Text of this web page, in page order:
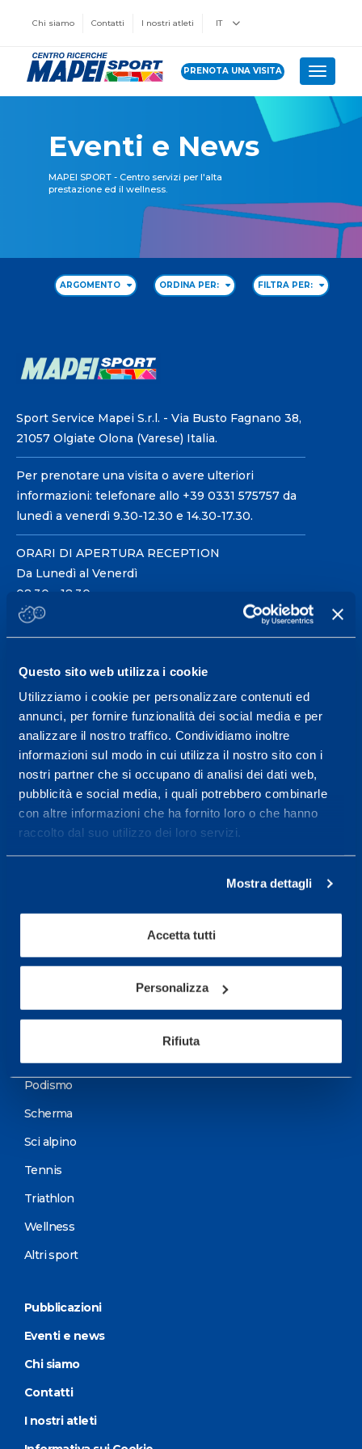
Questo sito web utilizza i cookie
Utilizziamo i cookie per personalizzare contenuti ed
annunci, per fornire funzionalità dei social media e per
analizzare il nostro traffico. Condividiamo inoltre
informazioni sul modo in cui utilizza il nostro sito con i
nostri partner che si occupano di analisi dei dati web,
pubblicità e social media, i quali potrebbero combinarle
con altre informazioni che ha fornito loro o che hanno
raccolto dal suo utilizzo dei loro servizi.
Mostra dettagli
Accetta tutti
Personalizza
Rifiuta
Chi siamo Contatti I nostri atleti IT
PRENOTA UNA VISITA Toggle
Eventi e News
MAPEI SPORT - Centro servizi per l'alta
prestazione ed il wellness.
ARGOMENTO ORDINA PER: FILTRA PER:
Sport Service Mapei S.r.l. - Via Busto Fagnano 38,
21057 Olgiate Olona (Varese) Italia.
Per prenotare una visita o avere ulteriori
informazioni: telefonare allo +39 0331 575757 da
lunedì a venerdì 9.30-12.30 e 14.30-17.30.
ORARI DI APERTURA RECEPTION
Da Lunedì al Venerdì
08.30 - 18.30
Centro servizi per l'alta
prestazione ed il
wellness.
Maggiori informazioni
Servizi
Servizi Medici
Test di valutazione
Podismo
Scherma
Sci alpino
Tennis
Triathlon
Wellness
Altri sport
Pubblicazioni
Eventi e news
Chi siamo
Contatti
I nostri atleti